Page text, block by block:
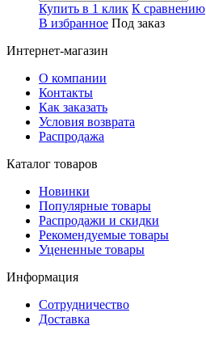
Купить в 1 клик К сравнению
В избранное Под заказ
Интернет-магазин
О компании
Контакты
Как заказать
Условия возврата
Распродажа
Каталог товаров
Новинки
Популярные товары
Распродажи и скидки
Рекомендуемые товары
Уцененные товары
Информация
Сотрудничество
Доставка